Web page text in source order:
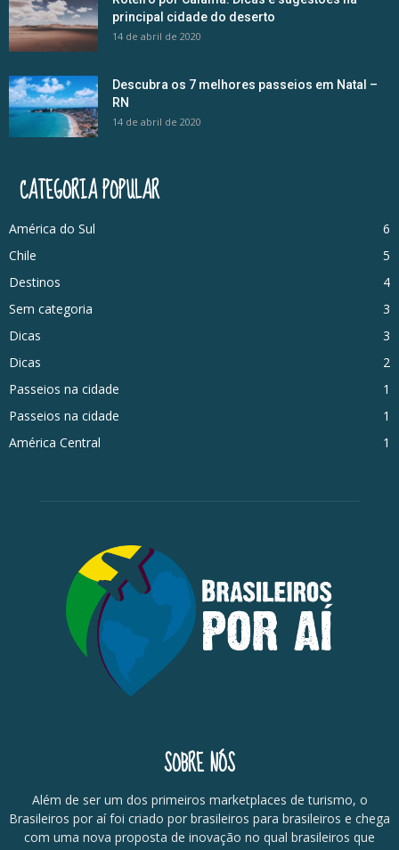
principal cidade do deserto
14 de abril de 2020
Descubra os 7 melhores passeios em Natal –
RN
14 de abril de 2020
CATEGORIA POPULAR
América do Sul
6
Chile
5
Destinos
4
Sem categoria
3
Dicas
3
Dicas
2
Passeios na cidade
1
Passeios na cidade
1
América Central
1
SOBRE NÓS
Além de ser um dos primeiros marketplaces de turismo, o
Brasileiros por aí foi criado por brasileiros para brasileiros e chega
com uma nova proposta de inovação no qual brasileiros que